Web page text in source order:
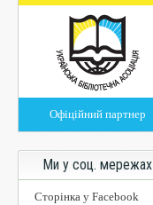
Офіційний партнер
Ми у соц. мережах
Сторінка у Facebook